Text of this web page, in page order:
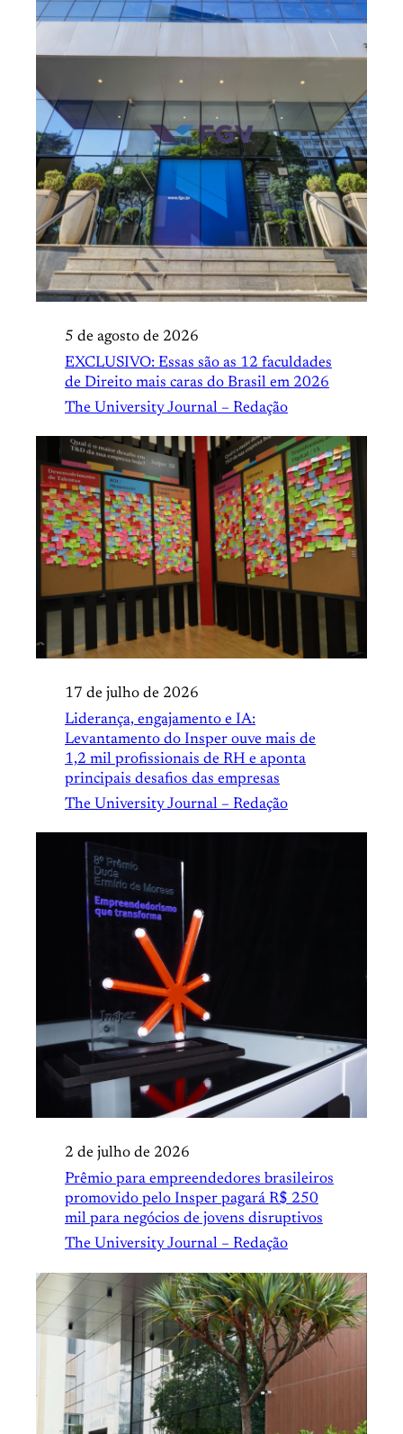
5 de agosto de 2026
EXCLUSIVO: Essas são as 12 faculdades
de Direito mais caras do Brasil em 2026
The University Journal – Redação
17 de julho de 2026
Liderança, engajamento e IA:
Levantamento do Insper ouve mais de
1,2 mil profissionais de RH e aponta
principais desafios das empresas
The University Journal – Redação
2 de julho de 2026
Prêmio para empreendedores brasileiros
promovido pelo Insper pagará R$ 250
mil para negócios de jovens disruptivos
The University Journal – Redação